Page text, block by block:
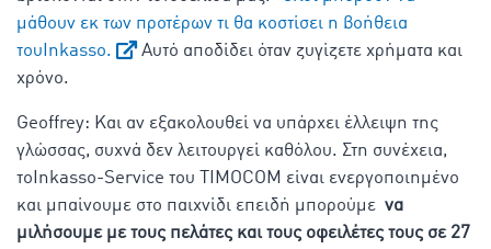
μάθουν εκ των προτέρων τι θα κοστίσει η βοήθεια
τουInkasso.
Αυτό αποδίδει όταν ζυγίζετε χρήματα και
χρόνο.
Geoffrey: Και αν εξακολουθεί να υπάρχει έλλειψη της
γλώσσας, συχνά δεν λειτουργεί καθόλου. Στη συνέχεια,
τοInkasso-Service του TIMOCOM είναι ενεργοποιημένo
και μπαίνουμε στο παιχνίδι επειδή μπορούμε να
μιλήσουμε με τους πελάτες και τους οφειλέτες τους σε 27